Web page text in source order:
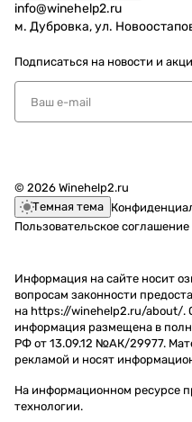
info@winehelp2.ru
м. Дубровка, ул.
Подписаться на новости и
© 2026 Winehelp2.ru
Темная тема
Пользовательское соглашение
Информация на сайте носит
вопросам законности
на https://winehelp2.ru/about/.
информация размещена в
РФ от 13.09.12 №АК/29977.
рекламой и носят
На информационном ресурсе
технологии.